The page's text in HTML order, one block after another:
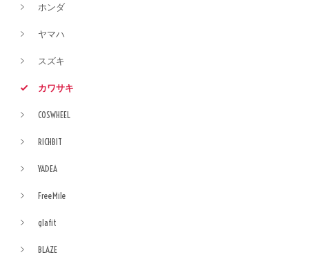
ホンダ
ヤマハ
スズキ
カワサキ
COSWHEEL
RICHBIT
YADEA
FreeMile
glafit
BLAZE